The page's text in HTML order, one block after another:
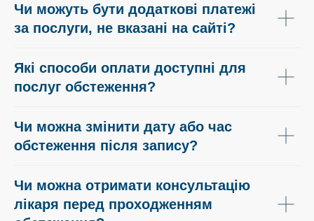
Чи можуть бути додаткові платежі
за послуги, не вказані на сайті?
Які способи оплати доступні для
послуг обстеження?
Чи можна змінити дату або час
обстеження після запису?
Чи можна отримати консультацію
лікаря перед проходженням